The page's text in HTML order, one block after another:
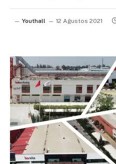
Youthall 12 Ağustos 2021